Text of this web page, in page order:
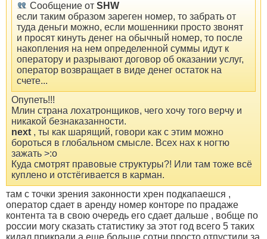
Сообщение от SHW
если таким образом зареген номер, то забрать от
туда деньги можно, если мошенники просто звонят
и просят кинуть денег на обычный номер, то после
накопления на нем определенной суммы идут к
оператору и разрывают договор об оказании услуг,
оператор возвращает в виде денег остаток на
счете...
Опупеть!!!
Млин страна лохатронщиков, чего хочу того верчу и
никакой безнаказанности.
next , ты как шарящий, говори как с этим можно
бороться в глобальном смысле. Всех нах к ногтю
зажать >:o
Куда смотрят правовые структуры?! Или там тоже всё
куплено и отстёгивается в карман.
там с точки зрения законности хрен подкапаешся ,
оператор сдает в аренду номер конторе по прадаже
контента та в свою очередь его сдает дальше , вобще по
россии могу сказать статистику за этот год всего 5 таких